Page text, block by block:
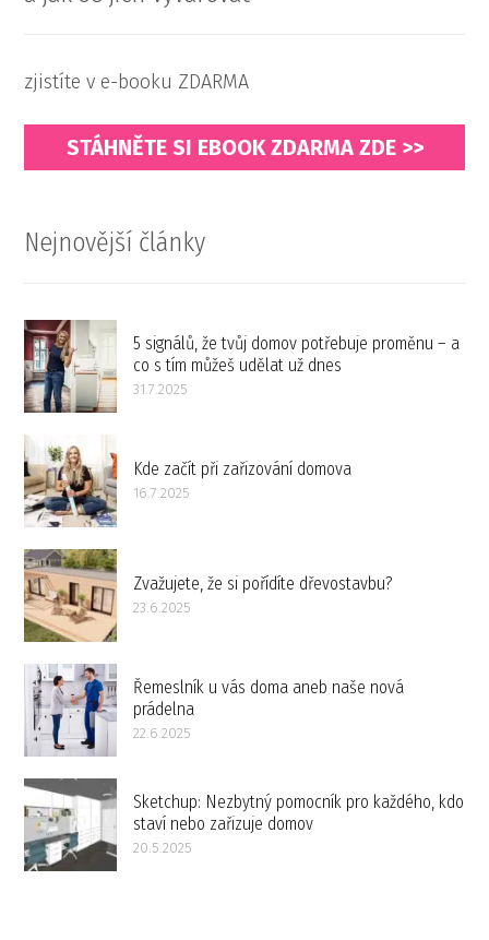
zjistíte v e-booku ZDARMA
STÁHNĚTE SI EBOOK ZDARMA ZDE >>
Nejnovější články
5 signálů, že tvůj domov potřebuje proměnu – a
co s tím můžeš udělat už dnes
31.7.2025
Kde začít při zařizování domova
16.7.2025
Zvažujete, že si pořídíte dřevostavbu?
23.6.2025
Řemeslník u vás doma aneb naše nová
prádelna
22.6.2025
Sketchup: Nezbytný pomocník pro každého, kdo
staví nebo zařizuje domov
20.5.2025